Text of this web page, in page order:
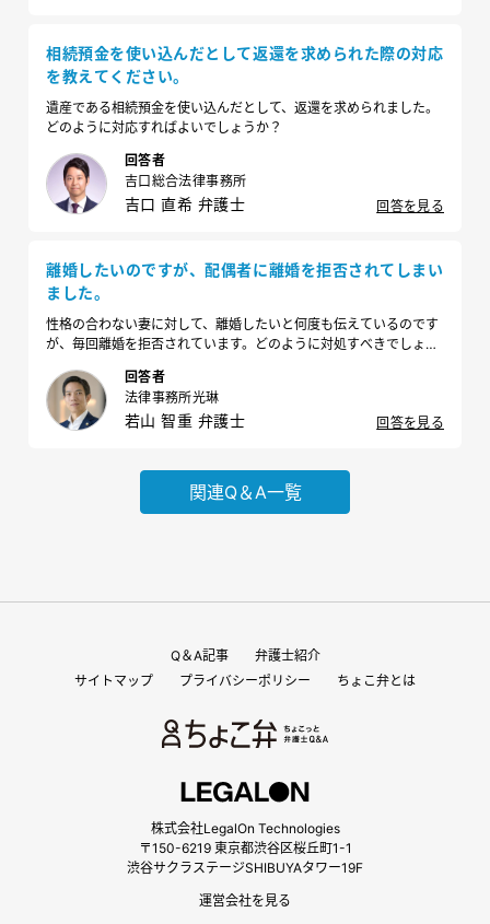
相続預金を使い込んだとして返還を求められた際の対応
を教えてください。
遺産である相続預金を使い込んだとして、返還を求められました。
どのように対応すればよいでしょうか？
回答者
吉口総合法律事務所
吉口 直希 弁護士 回答を見る
離婚したいのですが、配偶者に離婚を拒否されてしまい
ました。
性格の合わない妻に対して、離婚したいと何度も伝えているのです
が、毎回離婚を拒否されています。どのように対処すべきでしょう
回答者
法律事務所光琳
若山 智重 弁護士 回答を見る
関連Q＆A一覧
Q＆A記事
弁護士紹介
サイトマップ
プライバシーポリシー ちょこ弁とは
株式会社LegalOn Technologies
〒150-6219 東京都渋谷区桜丘町1-1
渋谷サクラステージSHIBUYAタワー19F
運営会社を見る